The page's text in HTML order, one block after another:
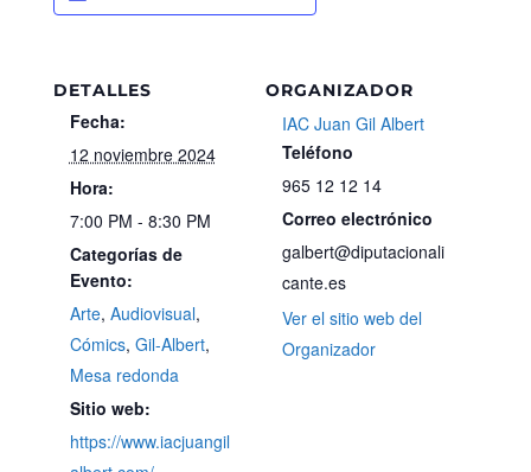
DETALLES
Fecha:
12 noviembre 2024
Hora:
7:00 PM - 8:30 PM
Categorías de
Evento:
Arte, Audiovisual,
Cómics, Gil-Albert,
Mesa redonda
Sitio web:
https://www.iacjuangil
ORGANIZADOR
IAC Juan Gil Albert
Teléfono
965 12 12 14
Correo electrónico
galbert@diputacionali
cante.es
Ver el sitio web del
Organizador